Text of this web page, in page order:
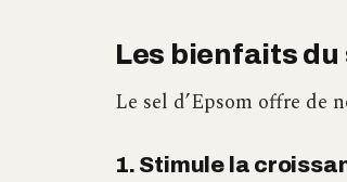
Les bienfaits du
Le sel d’Epsom offre de
1. Stimule la